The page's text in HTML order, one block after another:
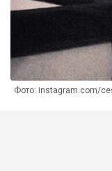
Фото: instagram.com/